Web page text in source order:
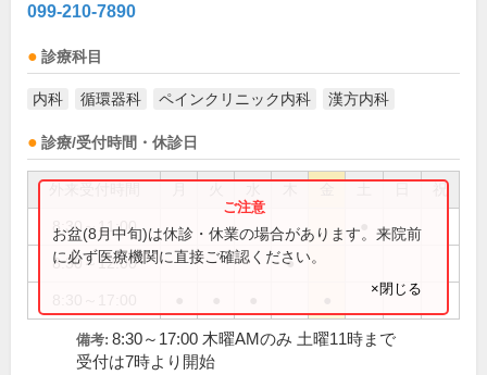
099-210-7890
診療科目
内科 循環器科 ペインクリニック内科 漢方内科
診療/受付時間・休診日
祝
8:30～11:00
8:30～12:00 ●
お盆(8月中旬)は休診・休業の場合があります。来院前
に必ず医療機関に直接ご確認ください。
×閉じる
備考: 8:30～17:00 木曜AMのみ 土曜11時まで
受付は7時より開始